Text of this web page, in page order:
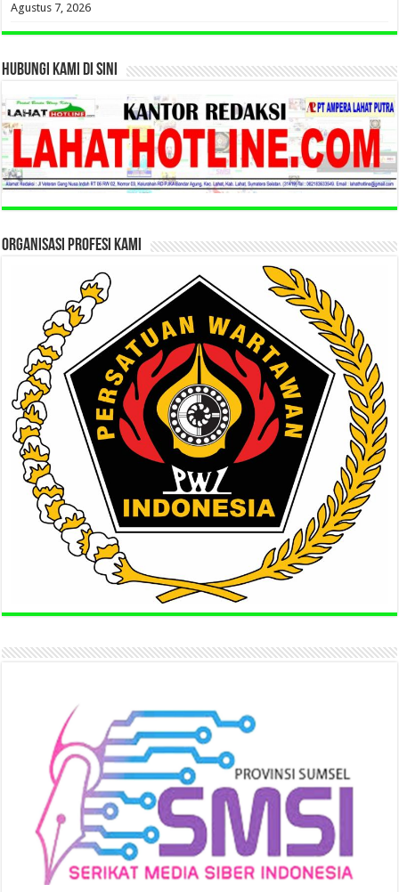
Agustus 7, 2026
HUBUNGI KAMI DI SINI
ORGANISASI PROFESI KAMI